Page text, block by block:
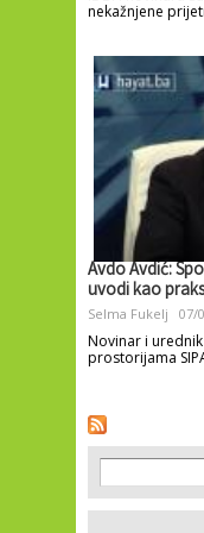
nekažnjene
Avdo Avdić:
uvodi kao
Selma Fukelj 07/
Novinar i
prostorijama
Pages
Search